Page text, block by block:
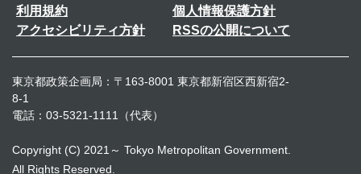
利用規約
個人情報保護方針
アクセシビリティ方針
RSSの公開について
東京都政策企画局：〒163-8001 東京都新宿区西新宿2-
8-1
電話：03-5321-1111（代表）
Copyright (C) 2021～ Tokyo Metropolitan Government.
All Rights Reserved.